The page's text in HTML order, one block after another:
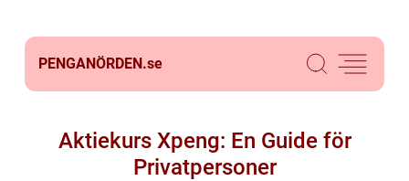
PENGANÖRDEN.se
Aktiekurs Xpeng: En Guide för
Privatpersoner